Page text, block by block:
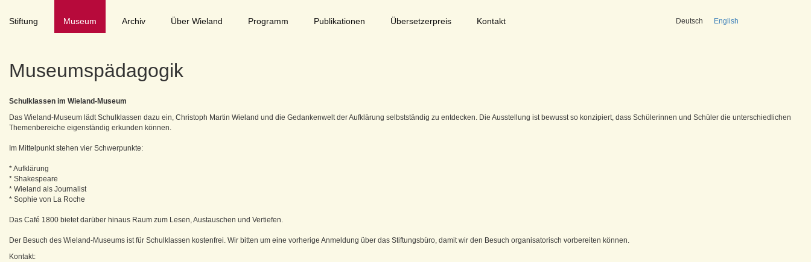
Stiftung Museum Archiv Über Wieland Programm Publikationen Übersetzerpreis Kontakt Deutsch English
Museumspädagogik
Schulklassen im Wieland-Museum
Das Wieland-Museum lädt Schulklassen dazu ein, Christoph Martin Wieland und die Gedankenwelt der Aufklärung selbstständig zu entdecken. Die Ausstellung ist bewusst so konzipiert, dass Schülerinnen und Schüler die unterschiedlichen
Themenbereiche eigenständig erkunden können.
Im Mittelpunkt stehen vier Schwerpunkte:
* Aufklärung
* Shakespeare
* Wieland als Journalist
* Sophie von La Roche
Das Café 1800 bietet darüber hinaus Raum zum Lesen, Austauschen und Vertiefen.
Der Besuch des Wieland-Museums ist für Schulklassen kostenfrei. Wir bitten um eine vorherige Anmeldung über das Stiftungsbüro, damit wir den Besuch organisatorisch vorbereiten können.
Kontakt: